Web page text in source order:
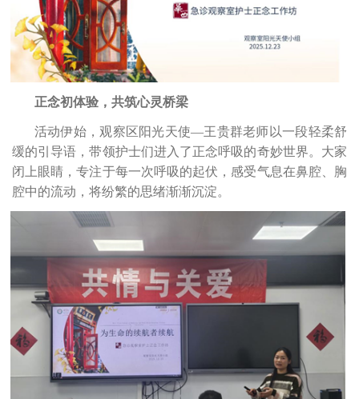
正念初体验，共筑心灵桥梁
活动伊始，观察区阳光天使—王贵群老师以一段轻柔舒
缓的引导语，带领护士们进入了正念呼吸的奇妙世界。大家
闭上眼睛，专注于每一次呼吸的起伏，感受气息在鼻腔、胸
腔中的流动，将纷繁的思绪渐渐沉淀。